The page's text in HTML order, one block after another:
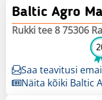
Baltic Agro
Rukki tee 8 75306
Saa teavitusi
Näita kõiki Baltic